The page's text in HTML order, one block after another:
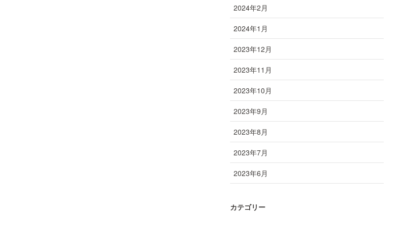
2024年2月
2024年1月
2023年12月
2023年11月
2023年10月
2023年9月
2023年8月
2023年7月
2023年6月
カテゴリー